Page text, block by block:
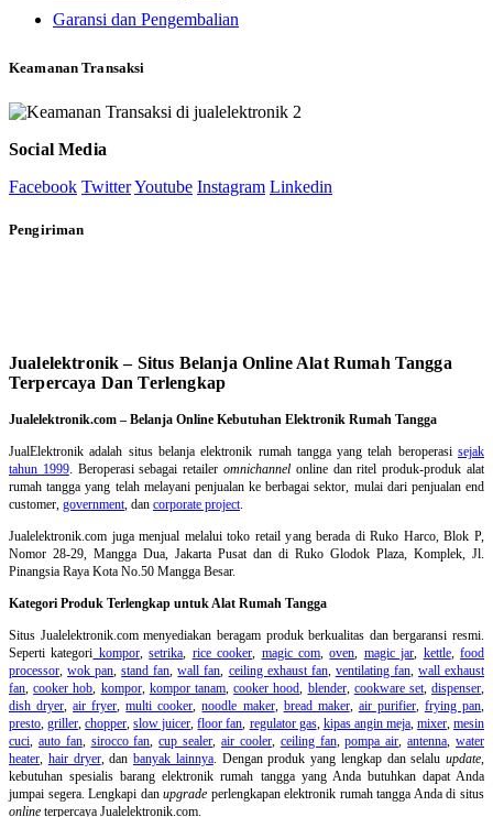
Garansi dan Pengembalian
Keamanan Transaksi
Social Media
Facebook TwitterYoutube Instagram Linkedin
Pengiriman
Jualelektronik – Situs Belanja Online Alat Rumah Tangga
Terpercaya Dan Terlengkap
Jualelektronik.com – Belanja Online Kebutuhan Elektronik Rumah Tangga
JualElektronik adalah situs belanja elektronik rumah tanggayang telah beroperasisejak
tahun 1999. Beroperasi sebagai retaileromnichannel online dan ritel produk-produk alat
rumah tangga yang telah melayani penjualan ke berbagai sektor, mulai dari penjualan end
customer, government, dan corporate project.
Jualelektronik.com juga menjual melalui toko retail yang berada di Ruko Harco, Blok P,
Nomor 28-29, Mangga Dua, Jakarta Pusat dan di Ruko Glodok Plaza, Komplek, Jl.
Pinangsia Raya Kota No.50 Mangga Besar.
Kategori Produk Terlengkap untuk Alat Rumah Tangga
Situs Jualelektronik.com menyediakan beragam produk berkualitas dan bergaransi resmi.
Seperti kategori kompor,setrika, rice cooker, magic com,oven, magic jar, kettle,food
processor,wok pan,stand fan,wall fan, ceiling exhaust fan, ventilating fan, wall exhaust
fan,cooker hob, kompor, kompor tanam,cooker hood, blender, cookware set,dispenser,
dish dryer,air fryer,multi cooker,noodle maker, bread maker, air purifier, frying pan,
presto,griller,chopper,slow juicer,floor fan, regulator gas, kipas angin meja, mixer,mesin
cuci, auto fan, sirocco fan,cup sealer,air cooler, ceiling fan,pompa air,antenna,water
heater, hair dryer, dan banyak lainnya. Dengan produk yang lengkap dan selalu update,
kebutuhan spesialis barang elektronik rumah tangga yang Anda butuhkan dapat Anda
jumpai segera. Lengkapi danupgrade perlengkapan elektronik rumah tangga Anda di situs
online terpercaya Jualelektronik.com.